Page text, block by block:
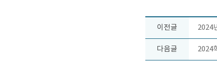
이전글 2024
다음글 2024